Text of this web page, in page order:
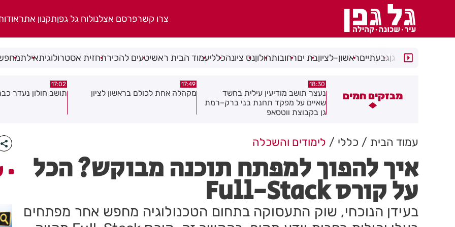
צרו קשרפרסם אצלנולוח גל גפןתקנון אתר
רמת גןגבעתייםראשון-לציוןבת יםרחובותחולוןנס ציונהכלליעמוד הבית ראשיטעים להכירתחזית אסטרולוגיתאילת
מבזקים חמים
נעצר תושב מודיעין עילית בחשד
שאיים על מפקד תחנת בני ברק–רמת
17:49
מקהלה אחת לכולם בראשון לציון
17:02
תושב חולון נעדר כבר שבועיים
15:21
"הרצל שמח בחמישי":
עמוד הבית כללי לימודים והשכלה
איך להפוך למפתח תוכנה מבוקש? הכל
על קורס Full-Stack
בעידן הנוכחי, שוק התעסוקה בתחום הטכנולוגיה מחפש אחר מפתחים